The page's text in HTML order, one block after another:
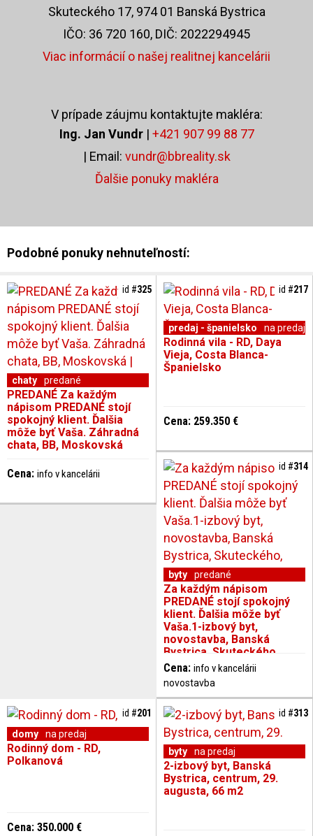
Skuteckého 17, 974 01 Banská Bystrica
IČO: 36 720 160, DIČ: 2022294945
Viac informácií o našej realitnej kancelárii
V prípade záujmu kontaktujte makléra:
Ing. Jan Vundr| +421 907 99 88 77
| Email: vundr@bbreality.sk
Ďalšie ponuky makléra
Podobné ponuky nehnuteľností:
chaty predané
PREDANÉ Za každým
nápisom PREDANÉ stojí
spokojný klient. Ďalšia
môže byť Vaša. Záhradná
chata, BB, Moskovská
Cena: info v kancelárii
id #325
predaj - španielsko na predaj
Rodinná vila - RD, Daya
Vieja, Costa Blanca-
Španielsko
Cena: 259.350 €
id #217
byty predané
Za každým nápisom
PREDANÉ stojí spokojný
klient. Ďalšia môže byť
Vaša.1-izbový byt,
novostavba, Banská
Bystrica, Skuteckého,
39 m2
Cena: info v kancelárii
novostavba
id #314
domy na predaj
Rodinný dom - RD,
Polkanová
Cena: 350.000 €
id #201
byty na predaj
2-izbový byt, Banská
Bystrica, centrum, 29.
augusta, 66 m2
id #313